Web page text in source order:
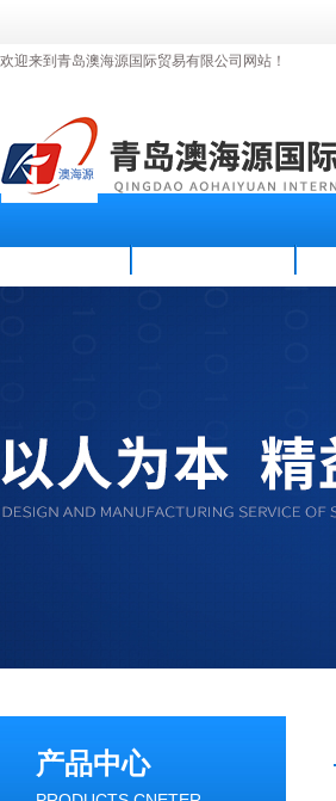
欢迎来到青岛澳海源国际贸易有限公司网站！
产品中心